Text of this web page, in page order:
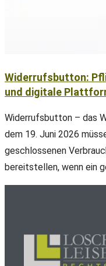
Widerrufsbutton:
und digitale
Widerrufsbutton – das
dem 19. Juni 2026
geschlossenen
bereitstellen, wenn ein